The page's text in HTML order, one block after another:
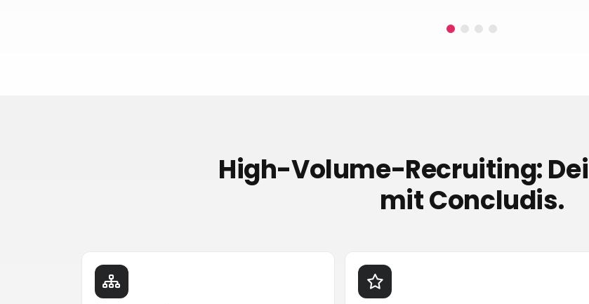
High-Volume-Recruiting:
mit Concludis.